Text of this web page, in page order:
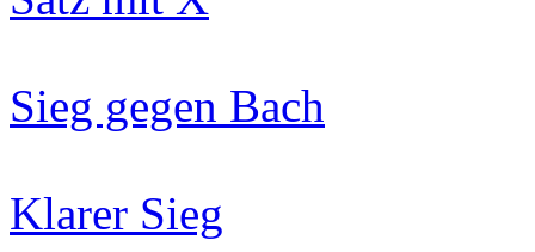
Sieg gegen Bach
Klarer Sieg